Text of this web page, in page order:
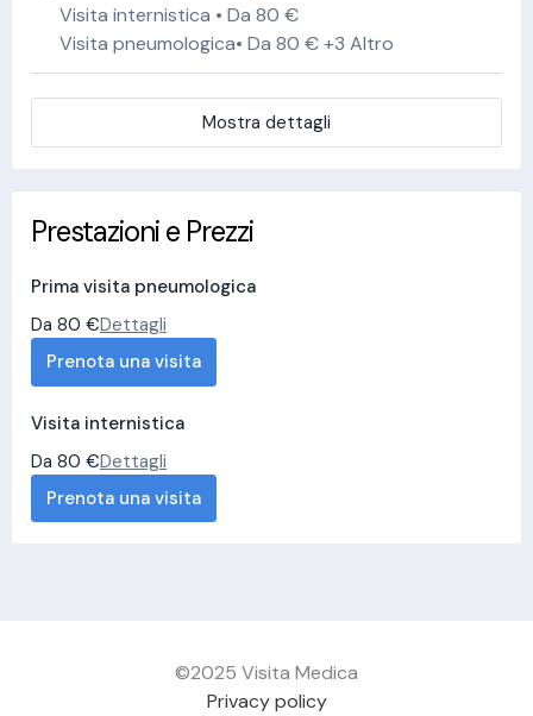
Visita internistica • Da 80 €
Visita pneumologica• Da 80 € +3 Altro
Mostra dettagli
Prestazioni e Prezzi
Prima visita pneumologica
Da 80 €Dettagli
Prenota una visita
Visita internistica
Da 80 €Dettagli
Prenota una visita
©2025 Visita Medica
Privacy policy